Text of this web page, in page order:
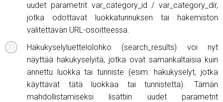
uudet parametrit var_category_id / var_category_dir,
jotka odottavat luokkatunnuksen tai hakemiston
välitettävän URL-osoitteessa.
Hakukyselyluettelolohko (search_results) voi nyt
näyttää hakukyselyitä, jotka ovat samankaltaisia ​​kuin
annettu luokka tai tunniste (esim. hakukyselyt, jotka
käyttävät tätä luokkaa tai tunnistetta). Tämän
mahdollistamiseksi lisättiin uudet parametrit